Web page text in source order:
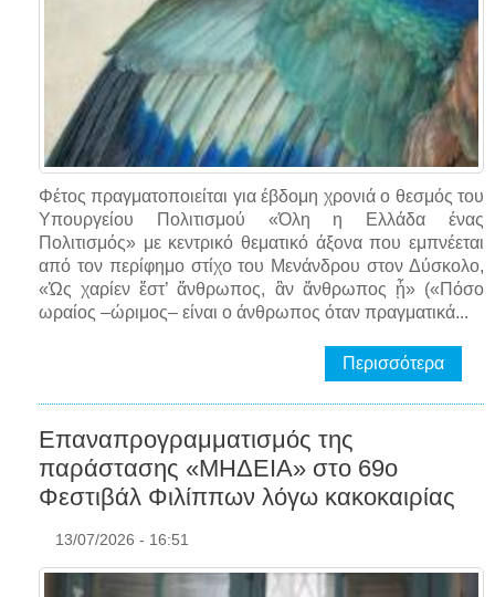
Φέτος πραγματοποιείται για έβδομη χρονιά ο θεσμός του
Υπουργείου Πολιτισμού «Όλη η Ελλάδα ένας
Πολιτισμός» με κεντρικό θεματικό άξονα που εμπνέεται
από τον περίφημο στίχο του Μενάνδρου στον Δύσκολο,
«Ὡς χαρίεν ἔστ’ ἄνθρωπος, ἂν ἄνθρωπος ᾖ» («Πόσο
ωραίος –ώριμος– είναι ο άνθρωπος όταν πραγματικά...
Περισσότερα
Επαναπρογραμματισμός της
παράστασης «ΜΗΔΕΙΑ» στο 69o
Φεστιβάλ Φιλίππων λόγω κακοκαιρίας
13/07/2026 - 16:51